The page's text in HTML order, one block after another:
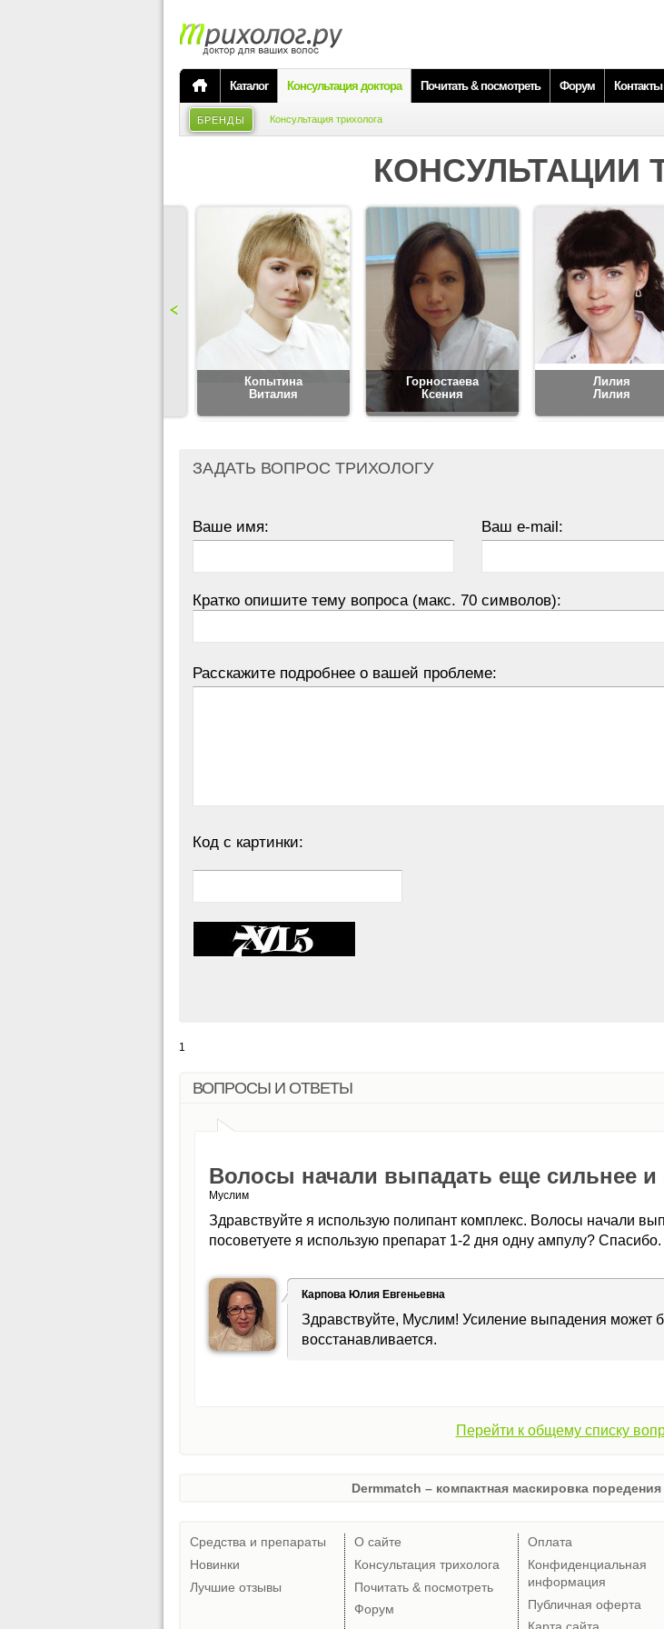
Каталог Консультация доктора Почитать & посмотреть Форум Контакты
БРЕНДЫ Консультация трихолога
КОНСУЛЬТАЦИИ
Копытина
Виталия
Горностаева
Ксения
Лилия
Лилия
ЗАДАТЬ ВОПРОС ТРИХОЛОГУ
Ваше имя: Ваш e-mail:
Кратко опишите тему вопроса (макс. 70 символов):
Расскажите подробнее о вашей проблеме:
Код с картинки:
1
ВОПРОСЫ И ОТВЕТЫ
Волосы начали выпадать еще сильнее и
Муслим
Здравствуйте я использую полипант комплекс. Волосы начали
посоветуете я использую препарат 1-2 дня одну ампулу? Спасибо.
Карпова Юлия Евгеньевна
Здравствуйте, Муслим! Усиление выпадения может
восстанавливается.
Перейти к общему списку
Dermmatch – компактная маскировка
Средства и препараты
Новинки
Лучшие отзывы
О сайте
Консультация трихолога
Почитать & посмотреть
Форум
Оплата
Конфиденциальная
информация
Публичная оферта